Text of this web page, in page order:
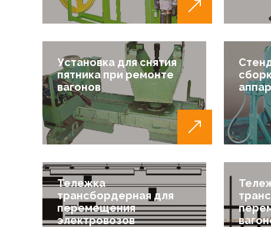
Установка для снятия
пятника при ремонте
вагонов
Тележка
трансбордерная для
перемещения
электровозов